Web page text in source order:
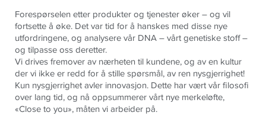
Forespørselen etter produkter og tjenester øker – og vil
fortsette å øke. Det var tid for å hanskes med disse nye
utfordringene, og analysere vår DNA – vårt genetiske stoff –
og tilpasse oss deretter.
Vi drives fremover av nærheten til kundene, og av en kultur
der vi ikke er redd for å stille spørsmål, av ren nysgjerrighet!
Kun nysgjerrighet avler innovasjon. Dette har vært vår filosofi
over lang tid, og nå oppsummerer vårt nye merkeløfte,
«Close to you», måten vi arbeider på.